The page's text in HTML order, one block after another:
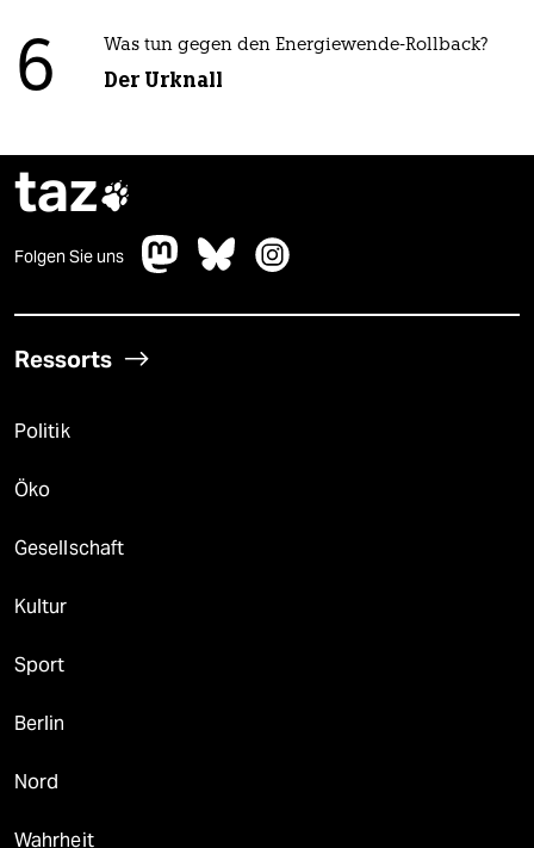
6 Was tun gegen den Energiewende-Rollback?
Der Urknall
taz
Folgen Sie uns
Ressorts
Politik
Öko
Gesellschaft
Kultur
Sport
Berlin
Nord
Wahrheit